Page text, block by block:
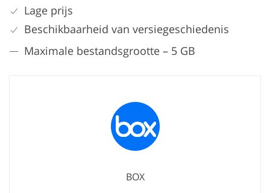
Lage prijs
Beschikbaarheid van versiegeschiedenis
Maximale bestandsgrootte – 5 GB
BOX